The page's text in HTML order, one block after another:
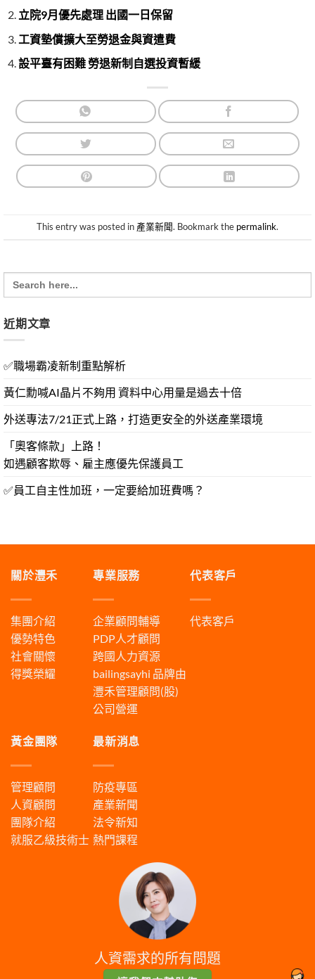
立院9月優先處理 出國一日保留
工資墊償擴大至勞退金與資遣費
設平臺有困難 勞退新制自選投資暫緩
This entry was posted in 產業新聞. Bookmark the permalink.
Search
for:
近期文章
✅職場霸凌新制重點解析
黃仁勳喊AI晶片不夠用 資料中心用量是過去十倍
外送專法7/21正式上路，打造更安全的外送產業環境
「奧客條款」上路！
如遇顧客欺辱、雇主應優先保護員工
✅員工自主性加班，一定要給加班費嗎？
關於灃禾
集團介紹
優勢特色
社會關懷
得獎榮耀
專業服務
企業顧問輔導
PDP人才顧問
跨國人力資源
bailingsayhi 品牌由
灃禾管理顧問(股)
公司營運
代表客戶
代表客戶
黃金團隊
管理顧問
人資顧問
團隊介紹
就服乙級技術士
最新消息
防疫專區
產業新聞
法令新知
熱門課程
人資需求的所有問題